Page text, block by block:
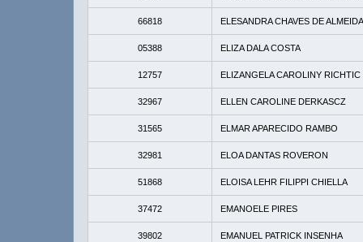
66818 ELESANDRA CHAVES DE ALMEIDA
05388 ELIZA DALA COSTA
12757 ELIZANGELA CAROLINY RICHTIC
32967 ELLEN CAROLINE DERKASCZ
31565 ELMAR APARECIDO RAMBO
32981 ELOA DANTAS ROVERON
51868 ELOISA LEHR FILIPPI CHIELLA
37472 EMANOELE PIRES
39802 EMANUEL PATRICK INSENHA